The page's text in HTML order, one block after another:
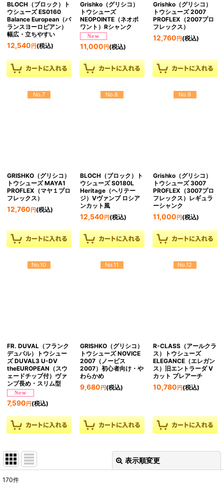
BLOCH（ブロック）ト
ウシューズ ES0160
Balance European（バ
ランスヨーロピアン）
幅広・立ちやすい
12,540 円 (税込)
Grishko（グリシコ）
トウシューズ
NEOPOINTE（ネオポ
ワント）Rシャンク
11,000 円(税込)
Grishko（グリシコ）
トウシューズ 2007
PROFLEX（2007プロ
フレックス）
12,760 円(税込)
No.7
GRISHKO（グリシコ）
トウシューズ MAYA1
PROFLEX（マヤ１プロ
フレックス）
12,760 円 (税込)
No.8
BLOCH（ブロック）ト
ウシューズ S0180L
Heritage（ヘリテー
ジ）Vヴァンプ ロシア
ンカット風
12,540 円(税込)
No.9
Grishko（グリシコ）
トウシューズ 3007
PROFLEX（3007プロ
フレックス）レギュラ
ーシャンク
11,000 円(税込)
No.10
FR. DUVAL（フランク
デュバル）トウシュー
ズ DUVAL3 U-DV
theEUROPEAN（スウ
ェードチップ付）ヴァ
ンプ長め・スリム型
7,590 円 (税込)
No.11
GRISHKO（グリシコ）
トウシューズ NOVICE
2007（ノービス
2007）初心者向け・や
わらかめ
9,680 円(税込)
No.12
R-CLASS（アールクラ
ス）トウシューズ
ELEGANCE（エレガン
ス）旧エントラーダ V
カット プレアーチ
10,780 円(税込)
表示順変更
170件